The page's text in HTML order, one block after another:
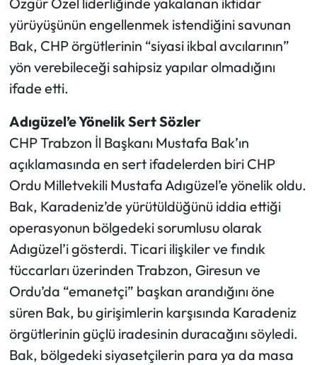
yürüyüşünün engellenmek istendiğini savunan
Bak, CHP örgütlerinin “siyasi ikbal avcılarının”
yön verebileceği sahipsiz yapılar olmadığını
ifade etti.
Adıgüzel’e Yönelik Sert Sözler
CHP Trabzon İl Başkanı Mustafa Bak’ın
açıklamasında en sert ifadelerden biri CHP
Ordu Milletvekili Mustafa Adıgüzel’e yönelik oldu.
Bak, Karadeniz’de yürütüldüğünü iddia ettiği
operasyonun bölgedeki sorumlusu olarak
Adıgüzel’i gösterdi. Ticari ilişkiler ve fındık
tüccarları üzerinden Trabzon, Giresun ve
Ordu’da “emanetçi” başkan arandığını öne
süren Bak, bu girişimlerin karşısında Karadeniz
örgütlerinin güçlü iradesinin duracağını söyledi.
Bak, bölgedeki siyasetçilerin para ya da masa